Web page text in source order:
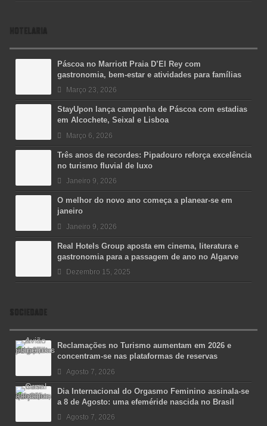
HOTELARIA
Páscoa no Marriott Praia D’El Rey com
gastronomia, bem-estar e atividades para famílias
Março 23, 2026
StayUpon lança campanha de Páscoa com estadias
em Alcochete, Seixal e Lisboa
Março 6, 2026
Três anos de recordes: Pipadouro reforça excelência
no turismo fluvial de luxo
Janeiro 9, 2026
O melhor do novo ano começa a planear-se em
janeiro
Janeiro 9, 2026
Real Hotels Group aposta em cinema, literatura e
gastronomia para a passagem de ano no Algarve
Dezembro 15, 2025
SOCIEDADE
Reclamações no Turismo aumentam em 2026 e
concentram-se nas plataformas de reservas
Agosto 7, 2026
Dia Internacional do Orgasmo Feminino assinala-se
a 8 de Agosto: uma efeméride nascida no Brasil
Agosto 7, 2026